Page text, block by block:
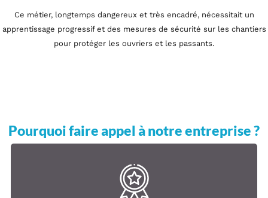
Ce métier, longtemps dangereux et très encadré, nécessitait un
apprentissage progressif et des mesures de sécurité sur les chantiers
pour protéger les ouvriers et les passants.
Pourquoi faire appel à notre entreprise ?